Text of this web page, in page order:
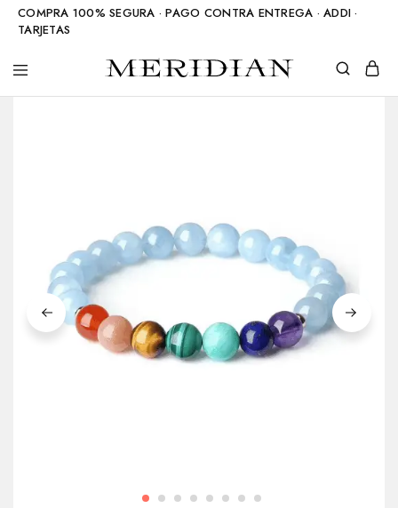
COMPRA 100% SEGURA · PAGO CONTRA ENTREGA · ADDI ·
TARJETAS
Meridian
Accesorios